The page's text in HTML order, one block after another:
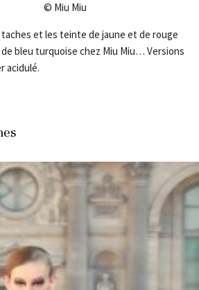
© Miu Miu
et les teinte de jaune et de rouge
bleu turquoise chez Miu Miu… Versions
acidulé.